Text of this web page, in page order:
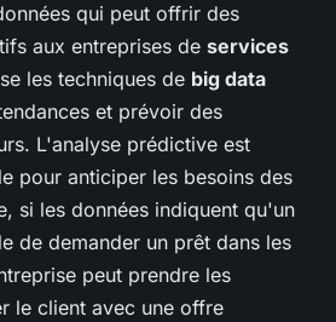
qui peut offrir des
aux entreprises de services
les techniques de big data
et prévoir des
L'analyse prédictive est
pour anticiper les besoins des
si les données indiquent qu'un
de demander un prêt dans les
peut prendre les
le client avec une offre